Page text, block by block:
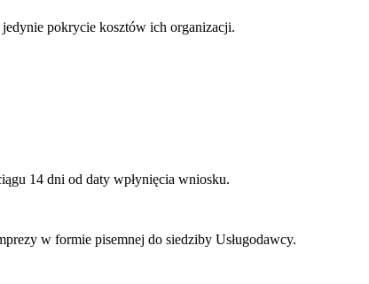
pokrycie kosztów ich organizacji.
14 dni od daty wpłynięcia wniosku.
w formie pisemnej do siedziby Usługodawcy.